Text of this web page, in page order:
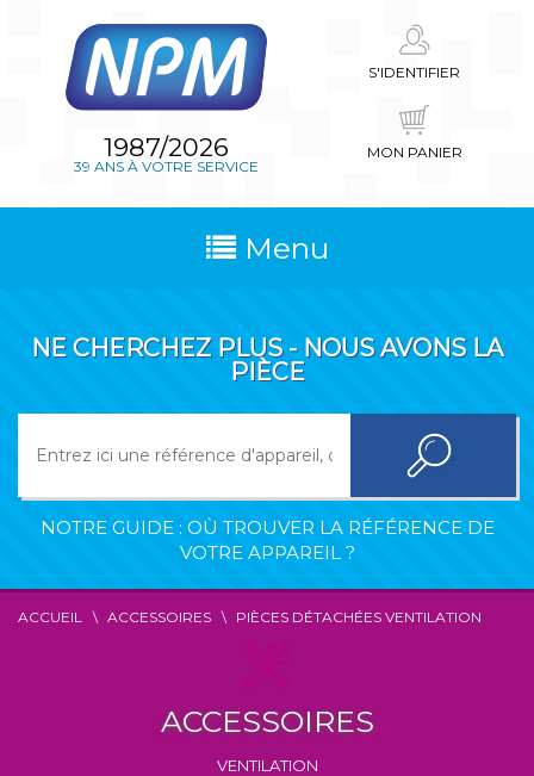
1987/2026
39 ANS À VOTRE SERVICE
S'IDENTIFIER
MON PANIER
Menu
NE CHERCHEZ PLUS - NOUS AVONS LA
PIÈCE
NOTRE GUIDE : OÙ TROUVER LA RÉFÉRENCE DE
VOTRE APPAREIL ?
ACCUEIL ACCESSOIRES PIÈCES DÉTACHÉES VENTILATION
ACCESSOIRES
VENTILATION